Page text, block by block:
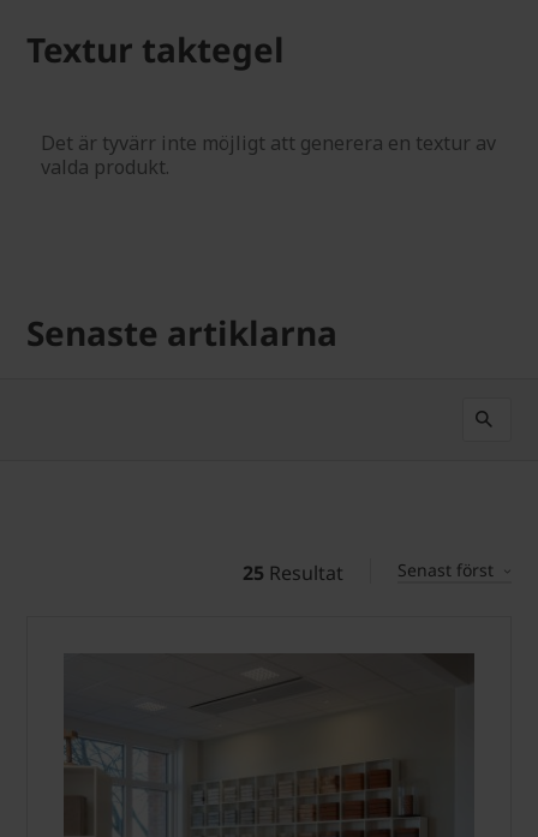
Textur taktegel
Senaste artiklarna
25 Resultat Senast först